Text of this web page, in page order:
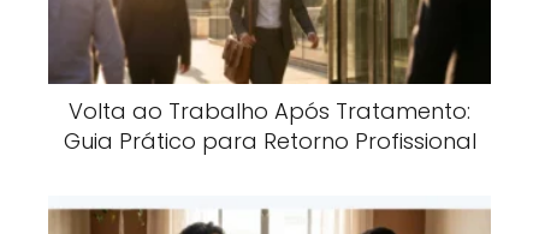
Volta ao Trabalho Após Tratamento:
Guia Prático para Retorno Profissional